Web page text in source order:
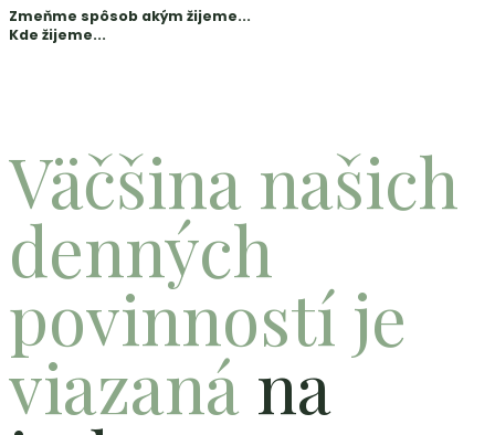
Zmeňme spôsob akým žijeme...
Kde žijeme...
Väčšina našich
denných
povinností je
viazaná na